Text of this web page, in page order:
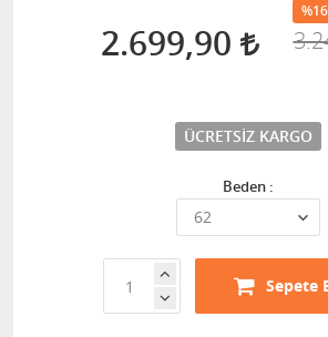
2.699,90
%16
ÜCRETSIZ KARGO
Beden :
Sepete